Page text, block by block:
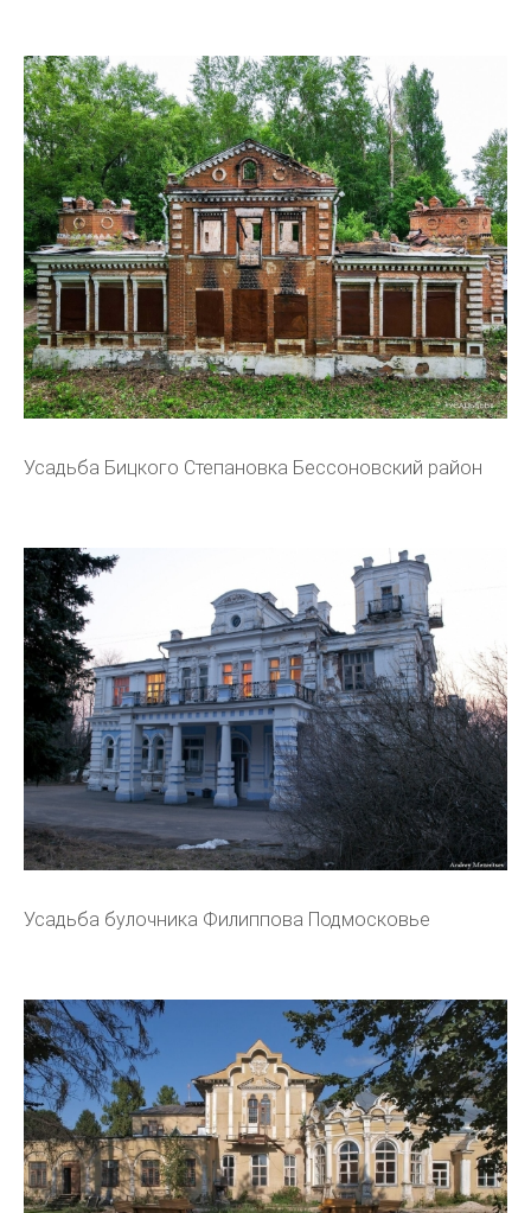
Усадьба Бицкого Степановка Бессоновский район
Усадьба булочника Филиппова Подмосковье